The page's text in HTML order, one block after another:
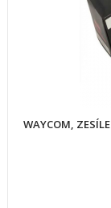
WAYCOM,